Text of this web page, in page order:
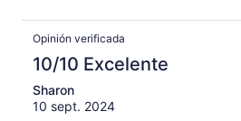
Opinión verificada
10/10 Excelente
Sharon
10 sept. 2024